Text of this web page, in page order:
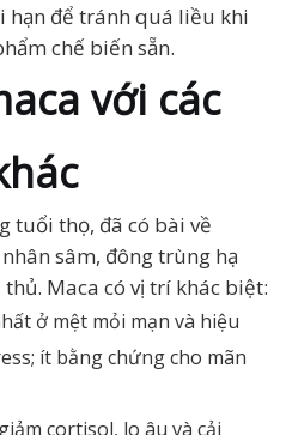
hạn để tránh quá liều khi
chế biến sẵn.
với các
tuổi thọ, đã có bài về
sâm, đông trùng hạ
Maca có vị trí khác biệt:
ở mệt mỏi mạn và hiệu
ít bằng chứng cho mãn
cortisol, lo âu và cải